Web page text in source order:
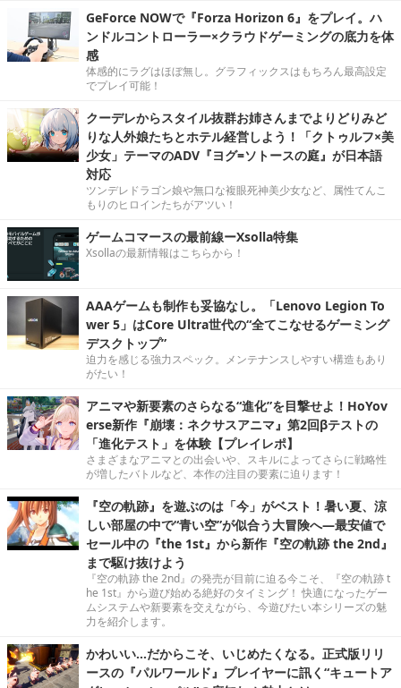
GeForce NOWで『Forza Horizon 6』をプレイ。ハ
ンドルコントローラー×クラウドゲーミングの底力を体
感
体感的にラグはほぼ無し。グラフィックスはもちろん最高設定
でプレイ可能！
クーデレからスタイル抜群お姉さんまでよりどりみど
りな人外娘たちとホテル経営しよう！「クトゥルフ×美
少女」テーマのADV『ヨグ=ソトースの庭』が日本語
対応
ツンデレドラゴン娘や無口な複眼死神美少女など、属性てんこ
もりのヒロインたちがアツい！
ゲームコマースの最前線ーXsolla特集
Xsollaの最新情報はこちらから！
AAAゲームも制作も妥協なし。「Lenovo Legion To
wer 5」はCore Ultra世代の“全てこなせるゲーミング
デスクトップ”
迫力を感じる強力スペック。メンテナンスしやすい構造もあり
がたい！
アニマや新要素のさらなる“進化”を目撃せよ！HoYov
erse新作『崩壊：ネクサスアニマ』第2回βテストの
「進化テスト」を体験【プレイレポ】
さまざまなアニマとの出会いや、スキルによってさらに戦略性
が増したバトルなど、本作の注目の要素に迫ります！
『空の軌跡』を遊ぶのは「今」がベスト！暑い夏、涼
しい部屋の中で“青い空”が似合う大冒険へ―最安値で
セール中の『the 1st』から新作『空の軌跡 the 2nd』
まで駆け抜けよう
『空の軌跡 the 2nd』の発売が目前に迫る今こそ、『空の軌跡 t
he 1st』から遊び始める絶好のタイミング！ 快適になったゲー
ムシステムや新要素を交えながら、今遊びたい本シリーズの魅
力を紹介します。
かわいい…だからこそ、いじめたくなる。正式版リリ
ースの『パルワールド』プレイヤーに訊く“キュートア